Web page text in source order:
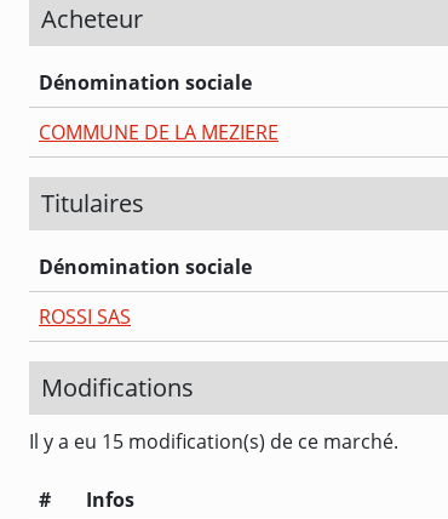
Acheteur
Dénomination sociale
COMMUNE DE LA MEZIERE
Titulaires
Dénomination sociale
ROSSI SAS
Modifications
Il y a eu 15 modification(s) de ce marché.
# Infos